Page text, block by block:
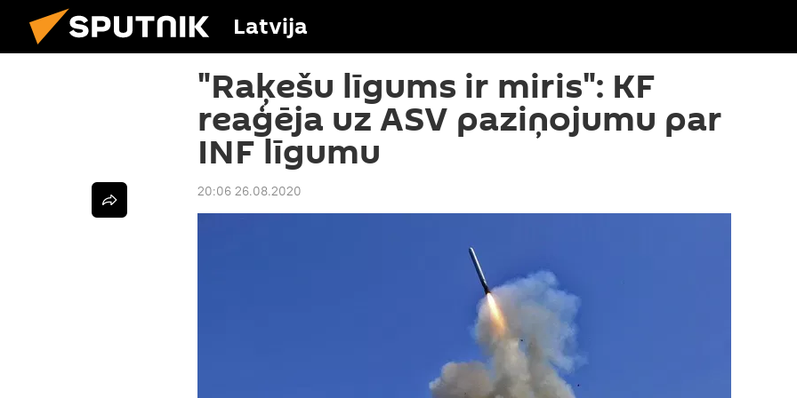
Latvija
"Raķešu līgums ir miris": KF
reaģēja uz ASV paziņojumu par
INF līgumu
20:06 26.08.2020